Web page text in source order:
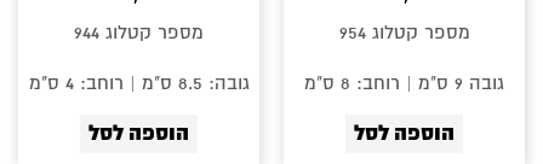
מספר קטלוג 954
גובה 9 ס"מ | רוחב: 8 ס"מ
הוספה לסל
מספר קטלוג 944
גובה: 8.5 ס"מ | רוחב: 4 ס"מ
הוספה לסל